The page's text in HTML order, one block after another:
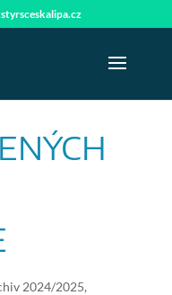
2024/2025,